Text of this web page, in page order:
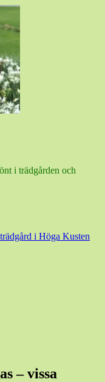
i trädgården och
i Höga Kusten
– vissa